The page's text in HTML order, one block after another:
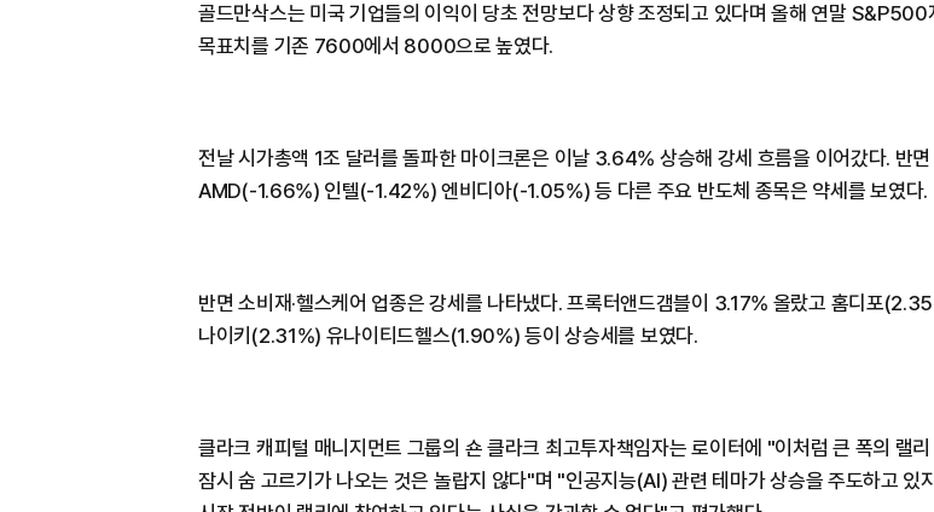
골드만삭스는 미국 기업들의 이익이 당초 전망보다 상향 조정되고 있다며 올해 연말 S&P500
목표치를 기존 7600에서 8000으로 높였다.
전날 시가총액 1조 달러를 돌파한 마이크론은 이날 3.64% 상승해 강세 흐름을 이어갔다. 반면
AMD(-1.66%) 인텔(-1.42%) 엔비디아(-1.05%) 등 다른 주요 반도체 종목은 약세를 보였다.
반면 소비재·헬스케어 업종은 강세를 나타냈다. 프록터앤드갬블이 3.17% 올랐고 홈디포
나이키(2.31%) 유나이티드헬스(1.90%) 등이 상승세를 보였다.
클라크 캐피털 매니지먼트 그룹의 숀 클라크 최고투자책임자는 로이터에 "이처럼 큰 폭의 랠리
잠시 숨 고르기가 나오는 것은 놀랍지 않다"며 "인공지능(AI) 관련 테마가 상승을 주도하고 있